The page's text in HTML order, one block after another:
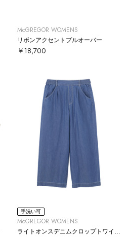
McGREGOR WOMENS
リボンアクセントプルオーバー
￥18,700
手洗い可
McGREGOR WOMENS
ライトオンスデニムクロップトワイドパンツ